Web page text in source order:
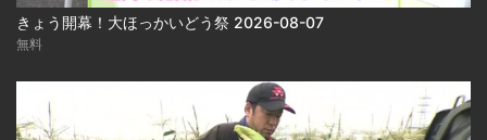
きょう開幕！大ほっかいどう祭 2026-08-07
無料